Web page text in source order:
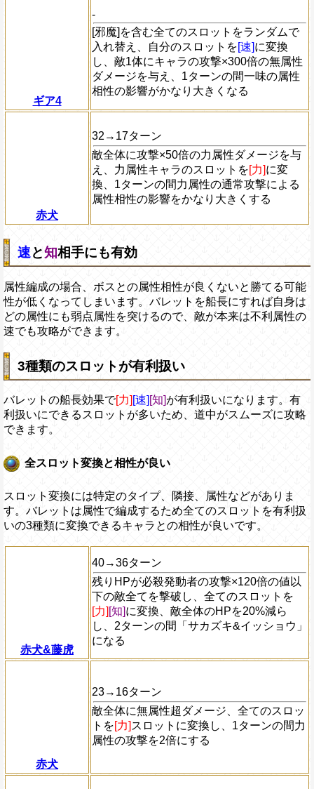
ギア4
-
[邪魔] を含む全てのスロットをランダムで
入れ替え、自分のスロットを[速]に変換
し、敵1体にキャラの攻撃×300倍の無属性
ダメージを与え、1ターンの間一味の属性
相性の影響がかなり大きくなる
赤犬
32→17ターン
敵全体に攻撃×50倍の力属性ダメージを与
え、力属性キャラのスロットを[力]に変
換、1ターンの間力属性の通常攻撃による
属性相性の影響をかなり大きくする
速と知相手にも有効
属性編成の場合、ボスとの属性相性が良くないと勝てる可能
性が低くなってしまいます。バレットを船長にすれば自身は
どの属性にも弱点属性を突けるので、敵が本来は不利属性の
速でも攻略ができます。
3種類のスロットが有利扱い
バレットの船長効果で[力] [速] [知]が有利扱いになります。有
利扱いにできるスロットが多いため、道中がスムーズに攻略
できます。
全スロット変換と相性が良い
スロット変換には特定のタイプ、隣接、属性などがありま
す。バレットは属性で編成するため全てのスロットを有利扱
いの3種類に変換できるキャラとの相性が良いです。
赤犬&藤虎
40→36ターン
残りHPが必殺発動者の攻撃×120倍の値以
下の敵全てを撃破し、全てのスロットを
[力] [知]に変換、敵全体のHPを20%減ら
し、2ターンの間「サカズキ&イッショウ」
になる
赤犬
23→16ターン
敵全体に無属性超ダメージ、全てのスロッ
トを[力] スロットに変換し、1ターンの間力
属性の攻撃を2倍にする